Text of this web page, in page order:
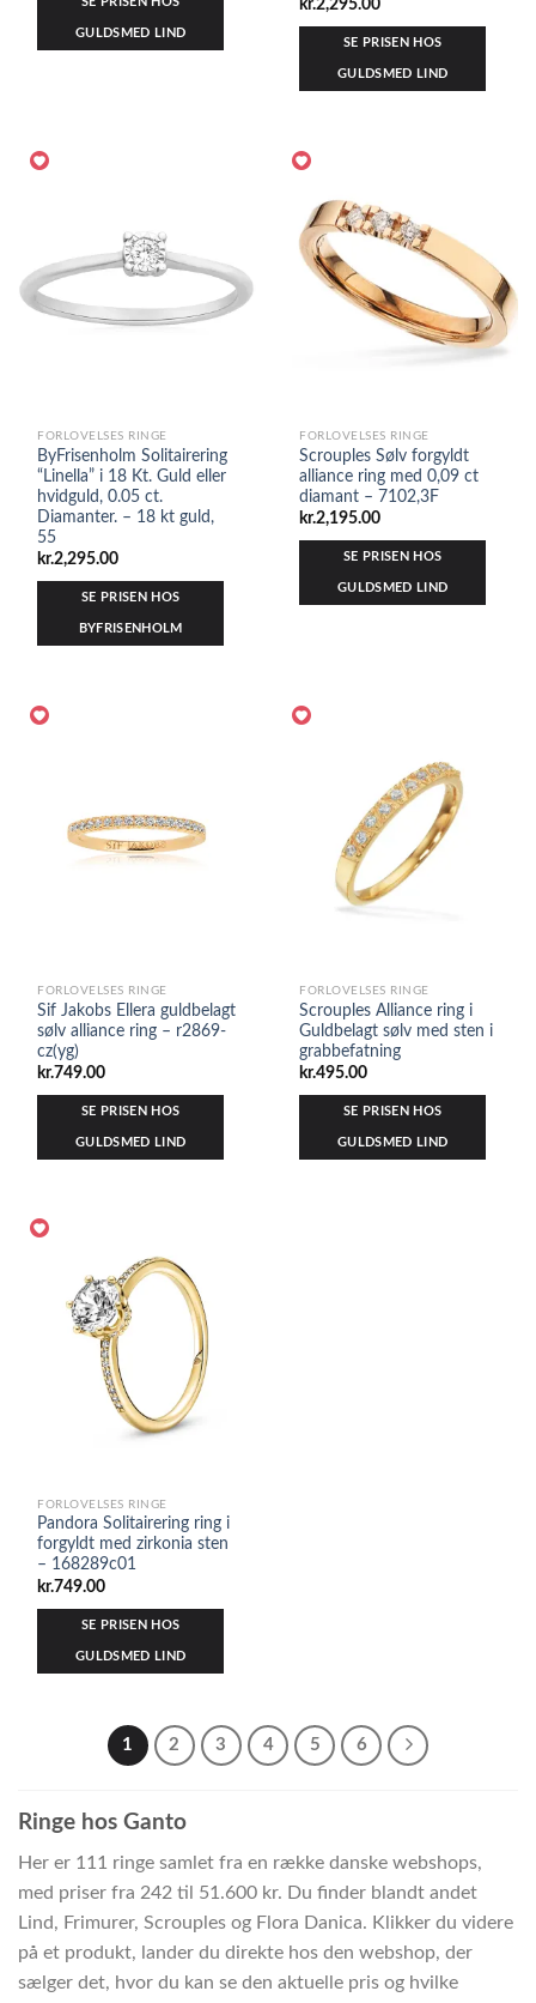
GULDSMED LIND
kr.2,295.00
SE PRISEN HOS
GULDSMED LIND
FORLOVELSES RINGE
ByFrisenholm Solitairering
“Linella” i 18 Kt. Guld eller
hvidguld, 0.05 ct.
Diamanter. – 18 kt guld,
55
kr.2,295.00
SE PRISEN HOS
BYFRISENHOLM
FORLOVELSES RINGE
Scrouples Sølv forgyldt
alliance ring med 0,09 ct
diamant – 7102,3F
kr.2,195.00
SE PRISEN HOS
GULDSMED LIND
FORLOVELSES RINGE
Sif Jakobs Ellera guldbelagt
sølv alliance ring – r2869-
cz(yg)
kr.749.00
SE PRISEN HOS
GULDSMED LIND
FORLOVELSES RINGE
Scrouples Alliance ring i
Guldbelagt sølv med sten i
grabbefatning
kr.495.00
SE PRISEN HOS
GULDSMED LIND
FORLOVELSES RINGE
Pandora Solitairering ring i
forgyldt med zirkonia sten
– 168289c01
kr.749.00
SE PRISEN HOS
GULDSMED LIND
1 2 3 4 5 6
Ringe hos Ganto
Her er 111 ringe samlet fra en række danske webshops,
med priser fra 242 til 51.600 kr. Du finder blandt andet
Lind, Frimurer, Scrouples og Flora Danica. Klikker du videre
på et produkt, lander du direkte hos den webshop, der
sælger det, hvor du kan se den aktuelle pris og hvilke